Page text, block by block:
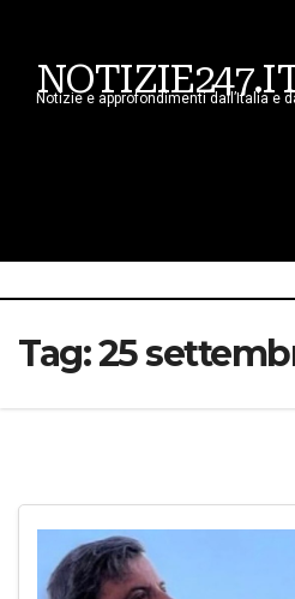
Notizie e approfondimenti dall’Italia e
Tag:25